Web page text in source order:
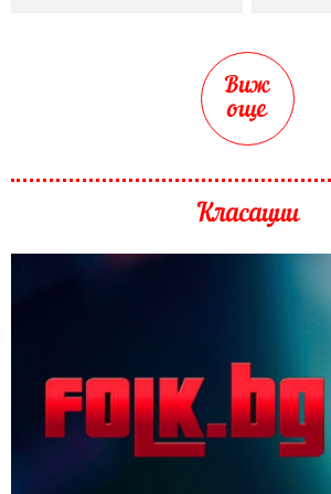
Виж
още
Класации